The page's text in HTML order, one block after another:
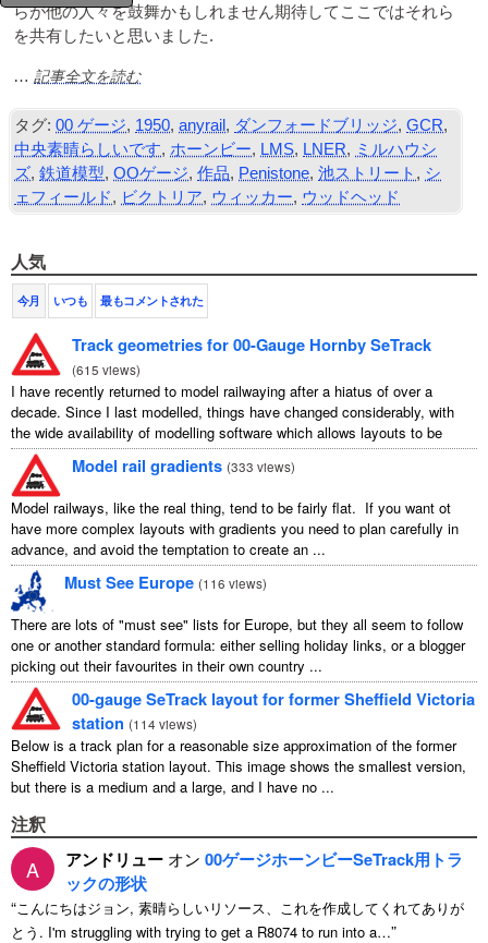
らが他の人々を鼓舞かもしれません期待してここではそれら
を共有したいと思いました.
…記事全文を読む
タグ: 00 ゲージ, 1950,anyrail , ダンフォードブリッジ,GCR,
中央素晴らしいです,ホーンビー, LMS, LNER, ミルハウシ
ズ,鉄道模型,OOゲージ,作品, Penistone,池ストリート , シ
ェフィールド, ビクトリア, ウィッカー, ウッドヘッド
人気
今月 いつも 最もコメントされた
Track geometries for 00-Gauge Hornby SeTrack
(615 views)
I have recently returned to model railwaying after a hiatus of over a
decade. Since I last modelled, things have changed considerably, with
the wide availability of modelling software which allows layouts to be
carefully ...
Model rail gradients (333 views)
Model railways, like the real thing, tend to be fairly flat. If you want ot
have more complex layouts with gradients you need to plan carefully in
advance, and avoid the temptation to create an ...
Must See Europe (116 views)
There are lots of "must see" lists for Europe, but they all seem to follow
one or another standard formula: either selling holiday links, or a blogger
picking out their favourites in their own country ...
00-gauge SeTrack layout for former Sheffield Victoria
station (114 views)
Below is a track plan for a reasonable size approximation of the former
Sheffield Victoria station layout. This image shows the smallest version,
but there is a medium and a large, and I have no ...
注釈
A アンドリュー オン 00ゲージホーンビーSeTrack用トラ
ックの形状
“こんにちはジョン, 素晴らしいリソース、これを作成してくれてありが
とう. I'm struggling with trying to get a R8074 to run into a…”